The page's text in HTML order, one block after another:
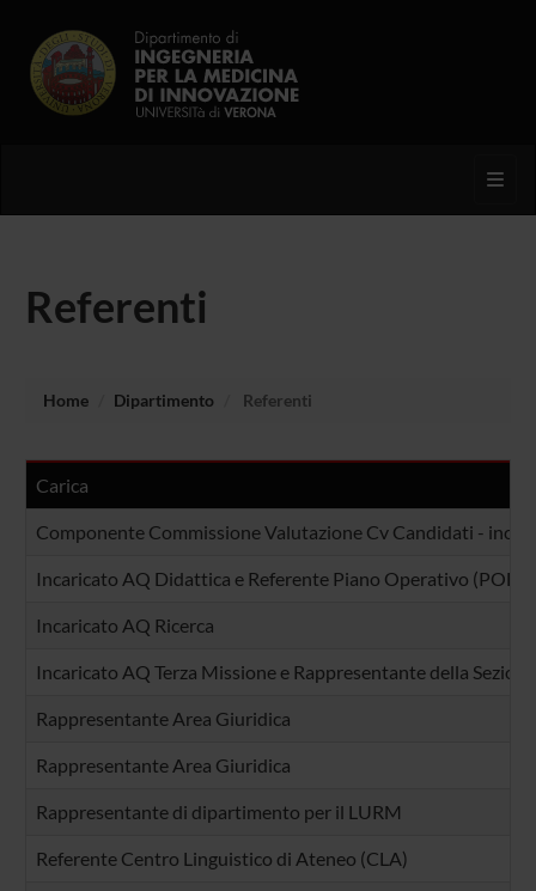
Referenti
Home Dipartimento Referenti
Carica
Componente Commissione Valutazione Cv Candidati -
Incaricato AQ Didattica e Referente Piano Operativo (POD)
Incaricato AQ Ricerca
Incaricato AQ Terza Missione e Rappresentante della
Rappresentante Area Giuridica
Rappresentante Area Giuridica
Rappresentante di dipartimento per il LURM
Referente Centro Linguistico di Ateneo (CLA)